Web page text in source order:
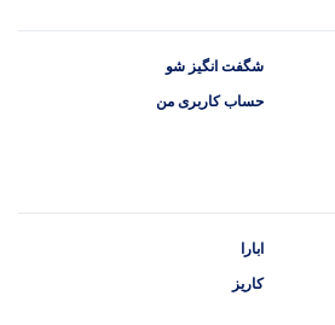
شگفت انگیز شو
حساب کاربری من
ابارا
کاریز